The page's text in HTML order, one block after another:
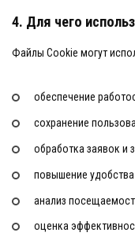
4. Для чего
Файлы Cookie могут
обеспечение
сохранение
обработка заявок и
повышение
анализ
оценка